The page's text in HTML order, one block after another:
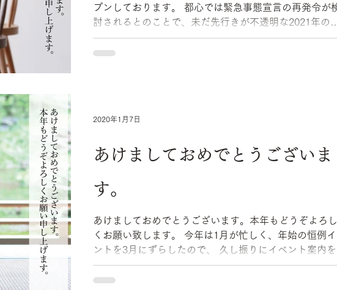
プンしております。 都心では緊急事態宣言の再発令が検
討されるとのことで、未だ先行きが不透明な2021年の始
まりですが、 平山日用品店としては、これまで同様、誠
実で丁寧な仕事に努めます。 ...
あけましておめでとうございま
す。
あけましておめでとうございます。本年もどうぞよろし
くお願い致します。 今年は1月が忙しく、年始の恒例イベ
ントを3月にずらしたので、 久し振りにイベント案内を兼
ねない年賀状を作りました。 3月のイベントについてもま
だ何も決まっていないのですが、 ...
2020年1月7日